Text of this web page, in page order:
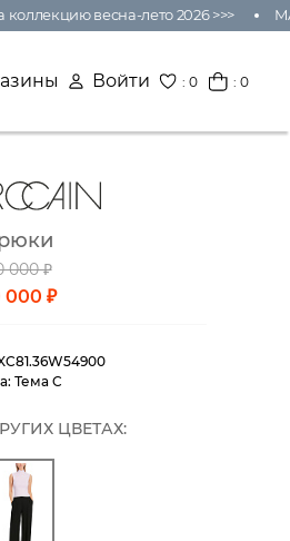
весна-лето 2026 >>>
Войти :0 : 0
000 ₽
000 ₽
Тема C
ЦВЕТАХ: